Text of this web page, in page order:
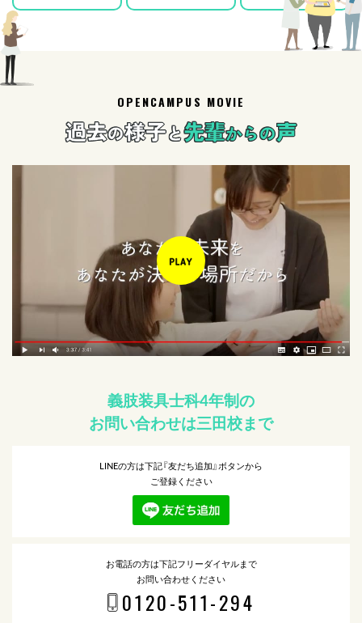
OPENCAMPUS MOVIE
過去の様子と先輩からの声
義肢装具士科4年制の
お問い合わせは三田校まで
LINEの方は下記『友だち追加』ボタンから
ご登録ください
お電話の方は下記フリーダイヤルまで
お問い合わせください
0120-511-294